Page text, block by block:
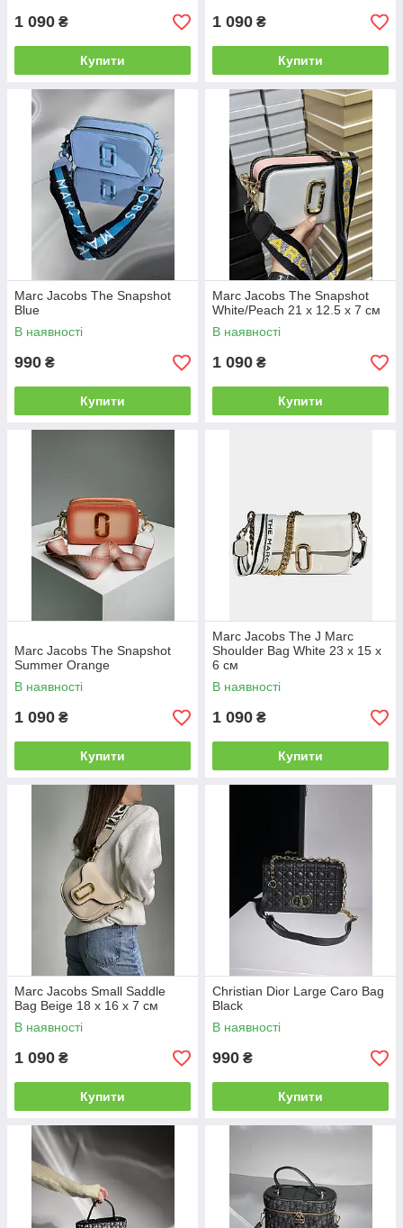
1 090 ₴
Купити
1 090 ₴
Купити
Marc Jacobs The Snapshot
Blue
В наявності
990 ₴
Купити
Marc Jacobs The Snapshot
White/Peach 21 х 12.5 х 7 см
В наявності
1 090 ₴
Купити
Marc Jacobs The Snapshot
Summer Orange
В наявності
1 090 ₴
Купити
Marc Jacobs The J Marc
Shoulder Bag White 23 х 15 х
6 см
В наявності
1 090 ₴
Купити
Marc Jacobs Small Saddle
Bag Beige 18 х 16 х 7 см
В наявності
1 090 ₴
Купити
Christian Dior Large Caro Bag
Black
В наявності
990 ₴
Купити